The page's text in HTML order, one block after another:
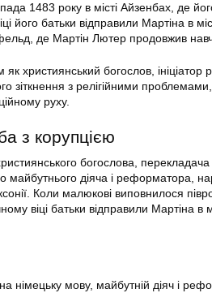
1483 року в місті Айзенбах, де
його батьки відправили Мартіна в
де Мартін Лютер продовжив
християнський богослов,
зіткнення з релігійними
руху.
з корупцією
богослова, перекладача
майбутнього діяча і реформатора,
Коли малюкові виповнилося
віці батьки відправили Мартіна в
німецьку мову, майбутній діяч і